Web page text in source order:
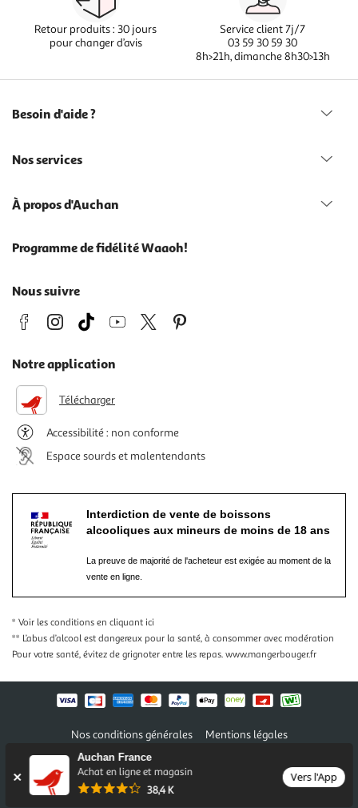
Auchan France
Achat en ligne et magasin
38,4 K
Vers l'App
Retour produits : 30 jours
pour changer d’avis
Service client 7j/7
03 59 30 59 30
8h>21h, dimanche 8h30>13h
Besoin d'aide ?
Nos services
À propos d'Auchan
Programme de fidélité Waaoh!
Nous suivre
Notre application
Télécharger
Accessibilité : non conforme
Espace sourds et malentendants
Interdiction de vente de boissons
alcooliques aux mineurs de moins de 18 ans
La preuve de majorité de l'acheteur est exigée au moment de la
vente en ligne.
* Voir les conditions en cliquant ici
** L’abus d’alcool est dangereux pour la santé, à consommer avec modération
Pour votre santé, évitez de grignoter entre les repas. www.mangerbouger.fr
Nos conditions générales
Mentions légales
Conditions des offres et promotions
Politique de confidentialité
Informations légales marketplace
Auchan 2026 © Tous droits réservés